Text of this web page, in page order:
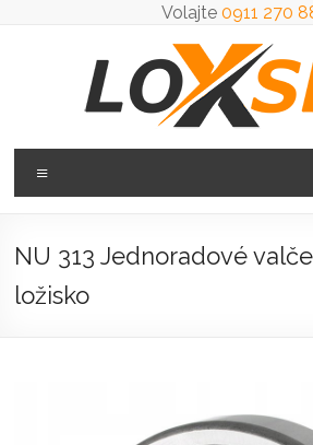
Volajte 0911 270
Loxsk
predaj
NU 313 Jednoradové
ložisko